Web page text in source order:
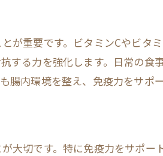
プリの保存方法と注意点
疫力向上のための生活習慣
族全員で取り入れる方法
タミンとミネラルの重要性
が重要です。ビタミンCやビタ
する力を強化します。日常の
内環境を整え、免疫力をサポ
大切です。特に免疫力をサポ